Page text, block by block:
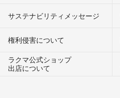
サステナビリティメッセージ
権利侵害について
ラクマ公式ショップ
出店について